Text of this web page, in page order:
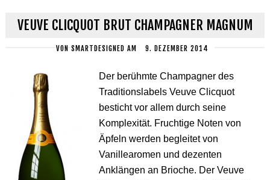
VEUVE CLICQUOT BRUT CHAMPAGNER MAGNUM
VON SMARTDESIGNED AM 9. DEZEMBER 2014
Der berühmte Champagner des
Traditionslabels Veuve Clicquot
besticht vor allem durch seine
Komplexität. Fruchtige Noten von
Äpfeln werden begleitet von
Vanillearomen und dezenten
Anklängen an Brioche. Der Veuve